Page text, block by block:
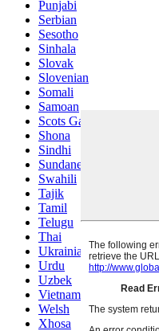
Punjabi
Serbian
Sesotho
Sinhala
Slovak
Slovenian
Somali
Samoan
Scots Gaelic
Shona
Sindhi
Sundanese
Swahili
Tajik
Tamil
Telugu
Thai
Ukrainian
Urdu
Uzbek
Vietnamese
Welsh
Xhosa